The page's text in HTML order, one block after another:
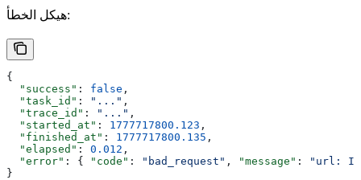
هيكل الخطأ:
{
  "success"
: false ,
  "task_id"
: "..." ,
  "trace_id"
: "..." ,
  "started_at"
: 1777717800.123 ,
  "finished_at"
: 1777717800.135 ,
  "elapsed"
: 0.012 ,
  "error"
: { "code" : "bad_request" , "message" :
"url:
}